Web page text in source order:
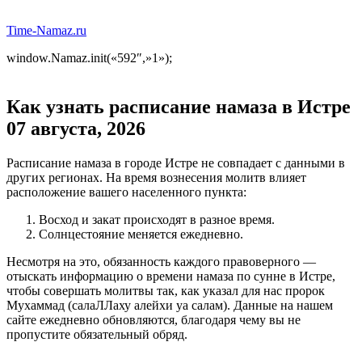
Time-Namaz.ru
window.Namaz.init(«592″,»1»);
Как узнать расписание намаза в Истре
07 августа, 2026
Расписание намаза в городе Истре не совпадает с данными в
других регионах. На время вознесения молитв влияет
расположение вашего населенного пункта:
Восход и закат происходят в разное время.
Солнцестояние меняется ежедневно.
Несмотря на это, обязанность каждого правоверного —
отыскать информацию о времени намаза по сунне в Истре,
чтобы совершать молитвы так, как указал для нас пророк
Мухаммад (салаЛЛаху алейхи уа салам). Данные на нашем
сайте ежедневно обновляются, благодаря чему вы не
пропустите обязательный обряд.